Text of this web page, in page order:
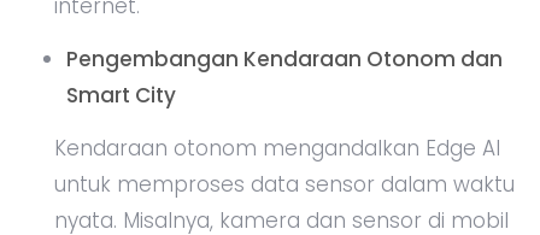
Pengembangan Kendaraan Otonom dan
Smart City
Kendaraan otonom mengandalkan Edge AI
untuk memproses data sensor dalam waktu
nyata. Misalnya, kamera dan sensor di mobil